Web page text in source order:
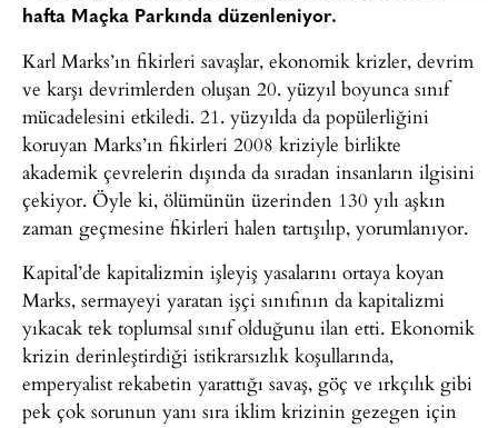
hafta Maçka Parkında düzenleniyor.
Karl Marks’ın fikirleri savaşlar, ekonomik krizler, devrim
ve karşı devrimlerden oluşan 20. yüzyıl boyunca sınıf
mücadelesini etkiledi. 21. yüzyılda da popülerliğini
koruyan Marks’ın fikirleri 2008 kriziyle birlikte
akademik çevrelerin dışında da sıradan insanların ilgisini
çekiyor. Öyle ki, ölümünün üzerinden 130 yılı aşkın
zaman geçmesine fikirleri halen tartışılıp, yorumlanıyor.
Kapital’de kapitalizmin işleyiş yasalarını ortaya koyan
Marks, sermayeyi yaratan işçi sınıfının da kapitalizmi
yıkacak tek toplumsal sınıf olduğunu ilan etti. Ekonomik
krizin derinleştirdiği istikrarsızlık koşullarında,
emperyalist rekabetin yarattığı savaş, göç ve ırkçılık gibi
pek çok sorunun yanı sıra iklim krizinin gezegen için